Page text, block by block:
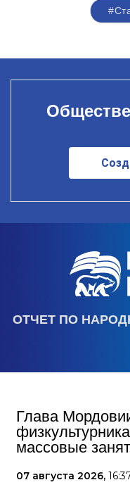
ОТЧЕТ ПО
Глава
массовые
07 августа 2026,